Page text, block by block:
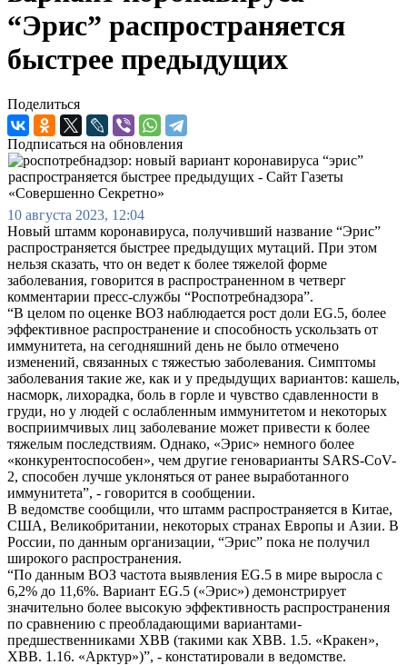
“Эрис” распространяется
быстрее предыдущих
Поделиться
Подписаться на обновления
10 августа 2023, 12:04
Новый штамм коронавируса, получивший название “Эрис”
распространяется быстрее предыдущих мутаций. При этом
нельзя сказать, что он ведет к более тяжелой форме
заболевания, говорится в распространенном в четверг
комментарии пресс-службы “Роспотребнадзора”.
“В целом по оценке ВОЗ наблюдается рост доли EG.5, более
эффективное распространение и способность ускользать от
иммунитета, на сегодняшний день не было отмечено
изменений, связанных с тяжестью заболевания. Симптомы
заболевания такие же, как и у предыдущих вариантов: кашель,
насморк, лихорадка, боль в горле и чувство сдавленности в
груди, но у людей с ослабленным иммунитетом и некоторых
восприимчивых лиц заболевание может привести к более
тяжелым последствиям. Однако, «Эрис» немного более
«конкурентоспособен», чем другие геноварианты SARS-CoV-
2, способен лучше уклоняться от ранее выработанного
иммунитета”, - говорится в сообщении.
В ведомстве сообщили, что штамм распространяется в Китае,
США, Великобритании, некоторых странах Европы и Азии. В
России, по данным организации, “Эрис” пока не получил
широкого распространения.
“По данным ВОЗ частота выявления EG.5 в мире выросла с
6,2% до 11,6%. Вариант EG.5 («Эрис») демонстрирует
значительно более высокую эффективность распространения
по сравнению с преобладающими вариантами-
предшественниками XBB (такими как XBB. 1.5. «Кракен»,
XBB. 1.16. «Арктур»)”, - констатировали в ведомстве.